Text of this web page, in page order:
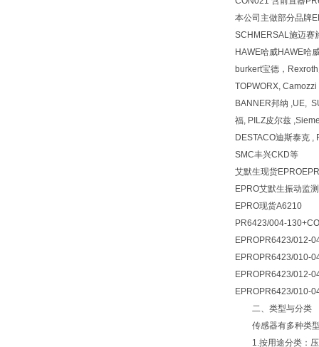
本公司主做部分品牌
SCHMERSAL施迈赛
HAWE哈威HAWE哈
burkert宝德，
TOPWORX,
BANNER邦纳 ,UE,
福, PILZ皮尔兹
DESTACO迪斯泰克
SMC丰兴CKD等
艾默生现货
EPRO艾默生振动监
EPRO现货A6210
PR6423/004-
EPROPR6423/012-
EPROPR6423/010-
EPROPR6423/012-
EPROPR6423/010-
二、类型与分类
传感器有多种类型
1.按用途分类：压